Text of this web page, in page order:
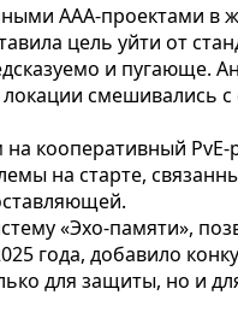
AAA-проектами в
цель уйти от
и пугающе.
локации
кооперативный
на старте,
«Эхо-памяти»,
года, добавило
для защиты, но и